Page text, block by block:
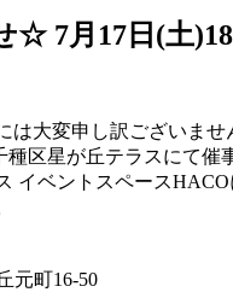
7月17日(土)18
大変申し訳ございませ
種区星が丘テラスにて催
イベントスペースHACO
元町16-50